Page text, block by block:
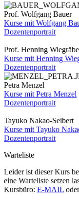
Prof. Wolfgang Bauer
Kurse mit Wolfgang
Dozentenportrait
Prof. Henning Wiegräbe
Kurse mit Henning
Dozentenportrait
Petra Menzel
Kurse mit Petra Menzel
Dozentenportrait
Tayuko Nakao-Seibert
Kurse mit Tayuko
Dozentenportrait
Warteliste
Leider ist dieser Kurs
eine Warteliste setzen
Kursbüro: E-MAIL